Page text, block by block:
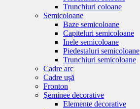
Trunchiuri coloane
Semicoloane
Baze semicoloane
Capiteluri semicoloane
Inele semicoloane
Piedestaluri semicoloane
Trunchiuri semicoloane
Cadre arc
Cadre uşă
Fronton
Şeminee decorative
Elemente decorative